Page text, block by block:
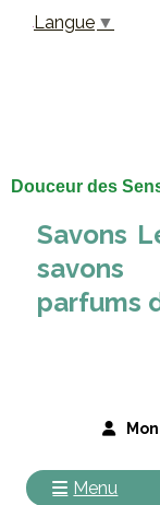
Douceur des
Savons
savons
parfums
Menu
Langue ▼